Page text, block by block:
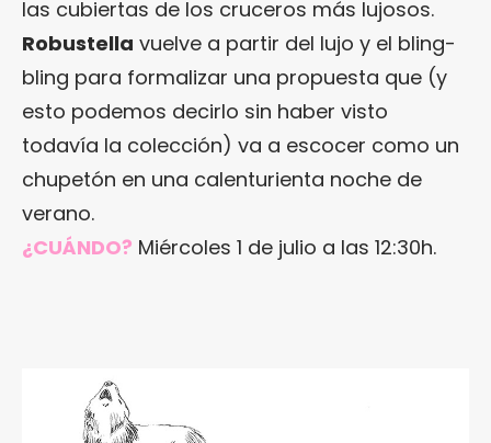
las cubiertas de los cruceros más lujosos.
Robustella vuelve a partir del lujo y el bling-
bling para formalizar una propuesta que (y
esto podemos decirlo sin haber visto
todavía la colección) va a escocer como un
chupetón en una calenturienta noche de
verano.
¿CUÁNDO? Miércoles 1 de julio a las 12:30h.